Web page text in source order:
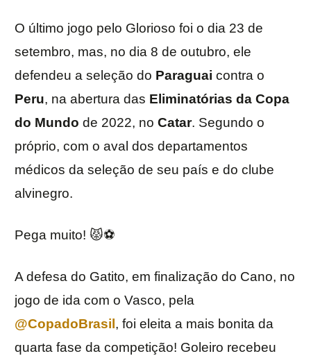
O último jogo pelo Glorioso foi o dia 23 de
setembro, mas, no dia 8 de outubro, ele
defendeu a seleção do Paraguai contra o
Peru, na abertura das Eliminatórias da Copa
do Mundo de 2022, no Catar. Segundo o
próprio, com o aval dos departamentos
médicos da seleção de seu país e do clube
alvinegro.
Pega muito! 😾⚽️
A defesa do Gatito, em finalização do Cano, no
jogo de ida com o Vasco, pela
@CopadoBrasil , foi eleita a mais bonita da
quarta fase da competição! Goleiro recebeu